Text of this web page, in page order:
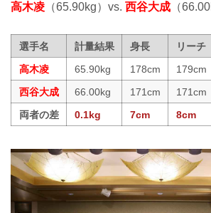
高木凌 （65.90kg）vs. 西谷大成 （
選手名 計量結果 身長
リーチ
高木凌
65.90kg 178cm
179cm
西谷大成
66.00kg 171cm
171cm
両者の差
0.1kg 7cm 8cm